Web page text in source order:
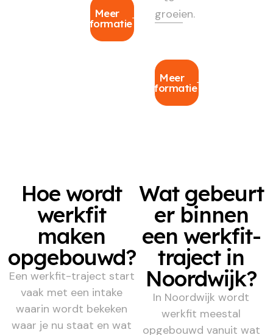
Meer
informatie
groeien.
Meer
informatie
Hoe wordt
werkfit
maken
opgebouwd?
Een werkfit-traject start
vaak met een intake
waarin wordt bekeken
waar je nu staat en wat
Wat gebeurt
er binnen
een werkfit-
traject in
Noordwijk?
In Noordwijk wordt
werkfit meestal
opgebouwd vanuit wat